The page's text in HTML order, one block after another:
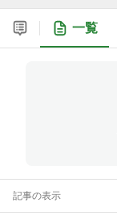
一覧
記事の表示